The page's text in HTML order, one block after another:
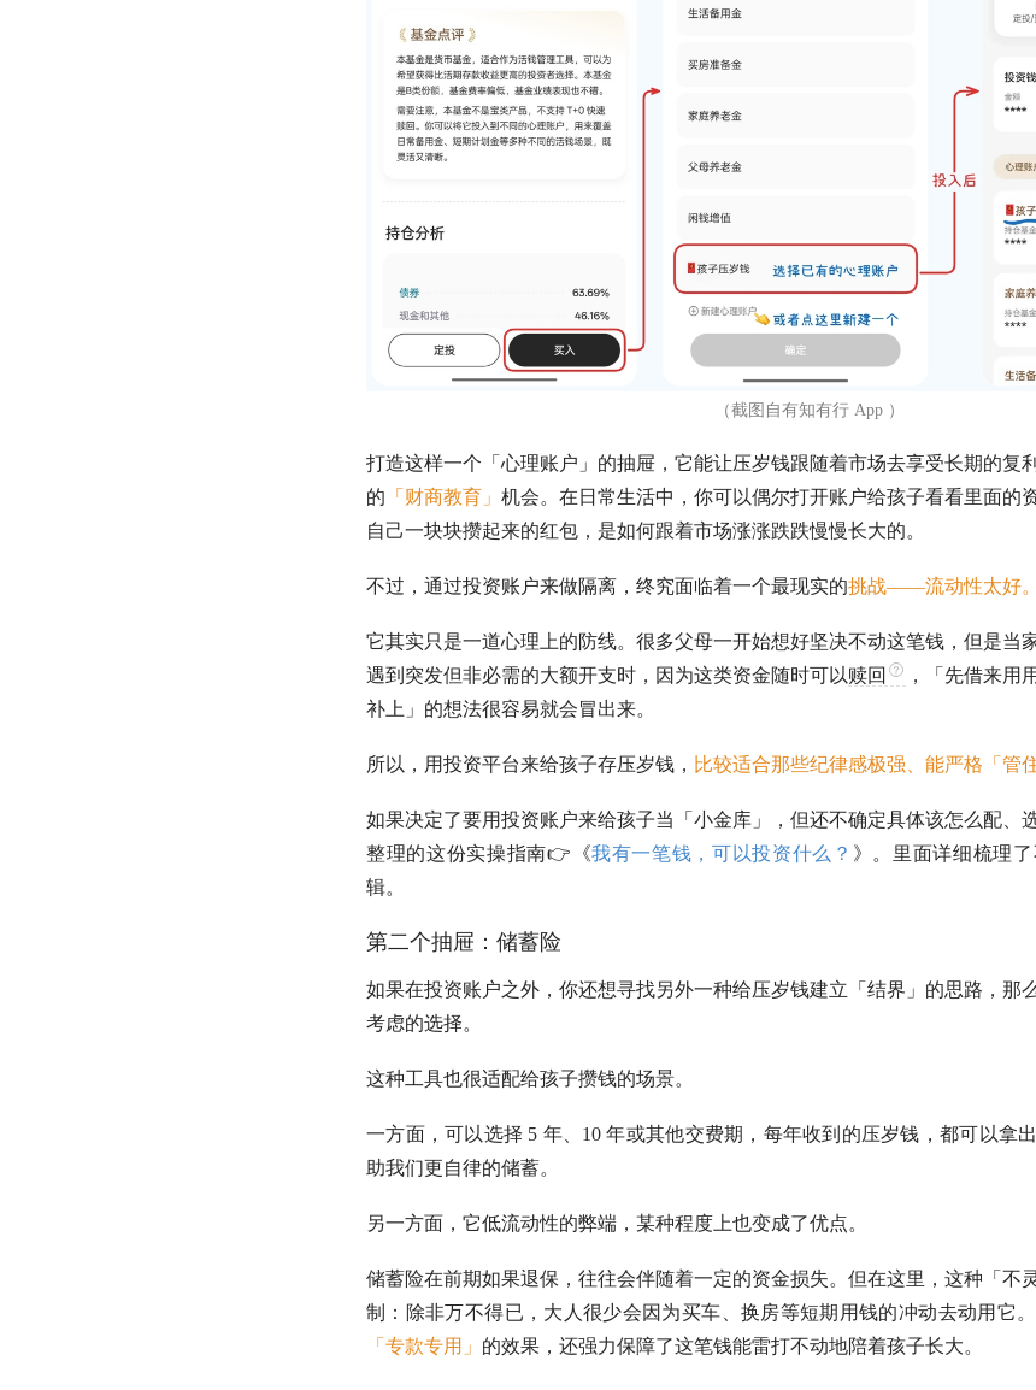
（截图自有知有行 App ）
打造这样一个「心理账户」的抽屉，它能让压岁钱跟随着市场去享受长期的复
的 「财商教育」 机会。在日常生活中，你可以偶尔打开账户给孩子看看里面的
自己一块块攒起来的红包，是如何跟着市场涨涨跌跌慢慢长大的。
不过，通过投资账户来做隔离，终究面临着一个最现实的挑战——流动性太好。
它其实只是一道心理上的防线。很多父母一开始想好坚决不动这笔钱，但是当
遇到突发但非必需的大额开支时，因为这类资金随时可以赎回
，「先借来用
补上」的想法很容易就会冒出来。
所以，用投资平台来给孩子存压岁钱， 比较适合那些纪律感极强、能严格「管
如果决定了要用投资账户来给孩子当「小金库」，但还不确定具体该怎么配、
整理的这份实操指南👉《我有一笔钱，可以投资什么？ 》。里面详细梳理
辑。
第二个抽屉：储蓄险
如果在投资账户之外，你还想寻找另外一种给压岁钱建立「结界」的思路，那
考虑的选择。
这种工具也很适配给孩子攒钱的场景。
一方面，可以选择 5 年、10 年或其他交费期，每年收到的压岁钱，都可以拿
助我们更自律的储蓄。
另一方面，它低流动性的弊端，某种程度上也变成了优点。
储蓄险在前期如果退保，往往会伴随着一定的资金损失。但在这里，这种「不
制：除非万不得已，大人很少会因为买车、换房等短期用钱的冲动去动用它
「专款专用」 的效果，还强力保障了这笔钱能雷打不动地陪着孩子长大。